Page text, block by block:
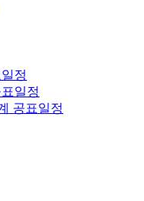
정
일정
공표일정